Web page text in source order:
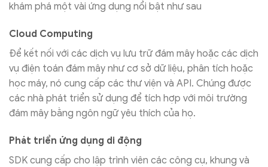
khám phá một vài ứng dụng nổi bật như sau
Cloud Computing
Để kết nối với các dịch vụ lưu trữ đám mây hoặc các dịch
vụ điện toán đám mây như cơ sở dữ liệu, phân tích hoặc
học máy, nó cung cấp các thư viện và API. Chúng được
các nhà phát triển sử dụng để tích hợp với môi trường
đám mây bằng ngôn ngữ yêu thích của họ.
Phát triển ứng dụng di động
SDK cung cấp cho lập trình viên các công cụ, khung và